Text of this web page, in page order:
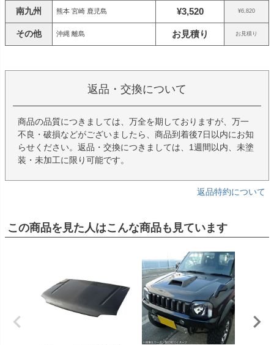
南九州 熊本 宮崎 鹿児島 ¥3,520 ¥6,820
その他 沖縄 離島 お見積り お見積り
返品・交換について
商品の品質につきましては、万全を期しておりますが、万一
不良・破損などがございましたら、商品到着後7日以内にお知
らせください。返品・交換につきましては、1週間以内、未塗
装・未加工に限り可能です。
返品特約について
この商品を見た人はこんな商品も見ています